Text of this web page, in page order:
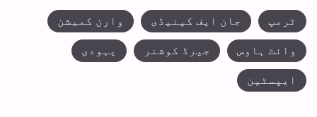
ٹرمپ جان ایف کینیڈی وارن کمیشن
وائٹ ہاوس جیرڈ کوشنر یہودی
ایپسٹین